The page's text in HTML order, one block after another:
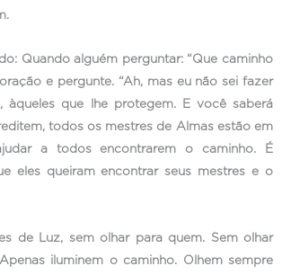
Quando alguém perguntar: “Que caminho
e pergunte. “Ah, mas eu não sei fazer
àqueles que lhe protegem. E você saberá
todos os mestres de Almas estão em
a todos encontrarem o caminho. É
eles queiram encontrar seus mestres e o
de Luz, sem olhar para quem. Sem olhar
iluminem o caminho. Olhem sempre